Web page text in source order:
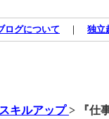
ログについて ｜ 独立
キルアップ> 『仕